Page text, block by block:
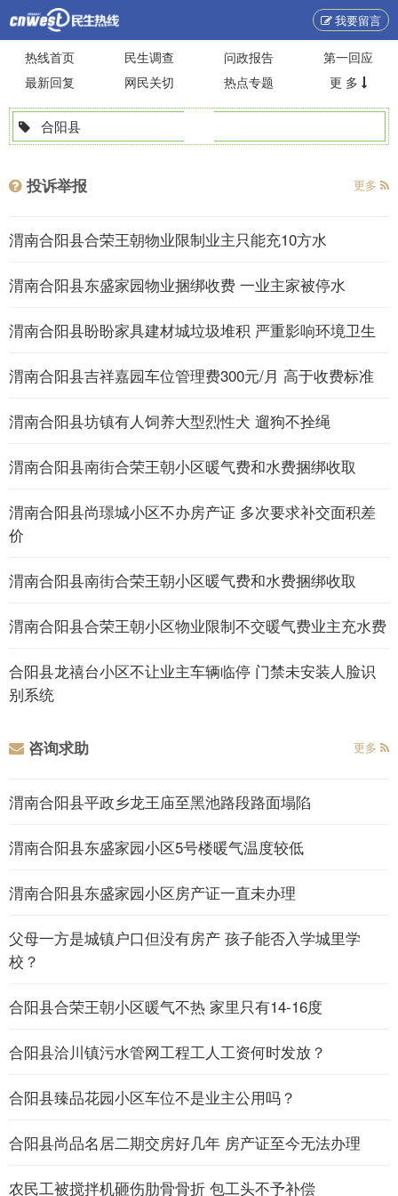
我要留言
热线首页 民生调查 问政报告
第一回应
最新回复
网民关切 热点专题 更 多
合阳县
投诉举报 更多
渭南合阳县合荣王朝物业限制业主只能充10方水
渭南合阳县东盛家园物业捆绑收费 一业主家被停水
渭南合阳县盼盼家具建材城垃圾堆积 严重影响环境卫生
​渭南合阳县吉祥嘉园车位管理费300元/月 高于收费标准
渭南合阳县坊镇有人饲养大型烈性犬 遛狗不拴绳
渭南合阳县南街合荣王朝小区暖气费和水费捆绑收取
渭南合阳县尚璟城小区不办房产证 多次要求补交面积差
价
渭南合阳县南街合荣王朝小区暖气费和水费捆绑收取
渭南合阳县合荣王朝小区物业限制不交暖气费业主充水费
合阳县龙禧台小区不让业主车辆临停 门禁未安装人脸识
别系统
咨询求助 更多
渭南合阳县平政乡龙王庙至黑池路段路面塌陷
渭南合阳县东盛家园小区5号楼暖气温度较低
渭南合阳县东盛家园小区房产证一直未办理
父母一方是城镇户口但没有房产 孩子能否入学城里学
校？
合阳县合荣王朝小区暖气不热 家里只有14-16度
合阳县洽川镇污水管网工程工人工资何时发放？
合阳县臻品花园小区车位不是业主公用吗？
合阳县尚品名居二期交房好几年 房产证至今无法办理
农民工被搅拌机砸伤肋骨骨折 包工头不予补偿